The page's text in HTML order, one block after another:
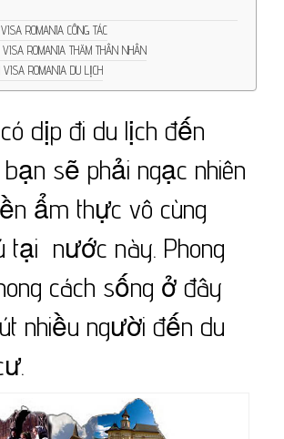
ROMANIA CÔNG TÁC
ROMANIA THĂM THÂN NHÂN
ROMANIA DU LỊCH
dịp đi du lịch đến
bạn sẽ phải ngạc nhiên
ẩm thực vô cùng
tại nước này. Phong
cách sống ở đây
nhiều người đến du